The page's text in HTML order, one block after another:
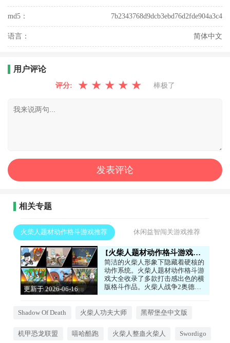
md5： 7b2343768d9dcb3ebd76d2fde904a3c4
语言： 简体中文
用户评论
评分: ★ ★ ★ ★ ★ 棒极了
相关专题
火柴人题材动作格斗游戏推荐 休闲益智闯关游戏推荐
更新于 2026-06-16
火柴人题材动作格斗游戏推荐
简洁的火柴人形象下隐藏着硬核的
动作系统。火柴人题材动作格斗游
戏大全收录了多款打击感出色的横
版格斗作品。火柴人战争2奥德赛
结合了策略指挥与实时战斗，火柴
招手感，火柴人赏金猎人则强调闪
衔接和硬直帧数都经过精心设计，
Shadow Of Death 火柴人功夫大师 黑帮堡垒中文版
机甲恐龙联盟 嘻哈酷跑 火柴人整蛊火柴人 Swordigo